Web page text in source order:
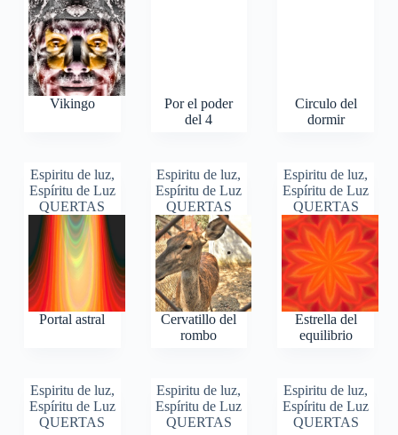
Vikingo
Por el poder
del 4
Circulo del
dormir
Espiritu de luz,
Espíritu de Luz
QUERTAS
Portal astral
Espiritu de luz,
Espíritu de Luz
QUERTAS
Cervatillo del
rombo
Espiritu de luz,
Espíritu de Luz
QUERTAS
Estrella del
equilibrio
Espiritu de luz,
Espíritu de Luz
QUERTAS
Espiritu de luz,
Espíritu de Luz
QUERTAS
Espiritu de luz,
Espíritu de Luz
QUERTAS